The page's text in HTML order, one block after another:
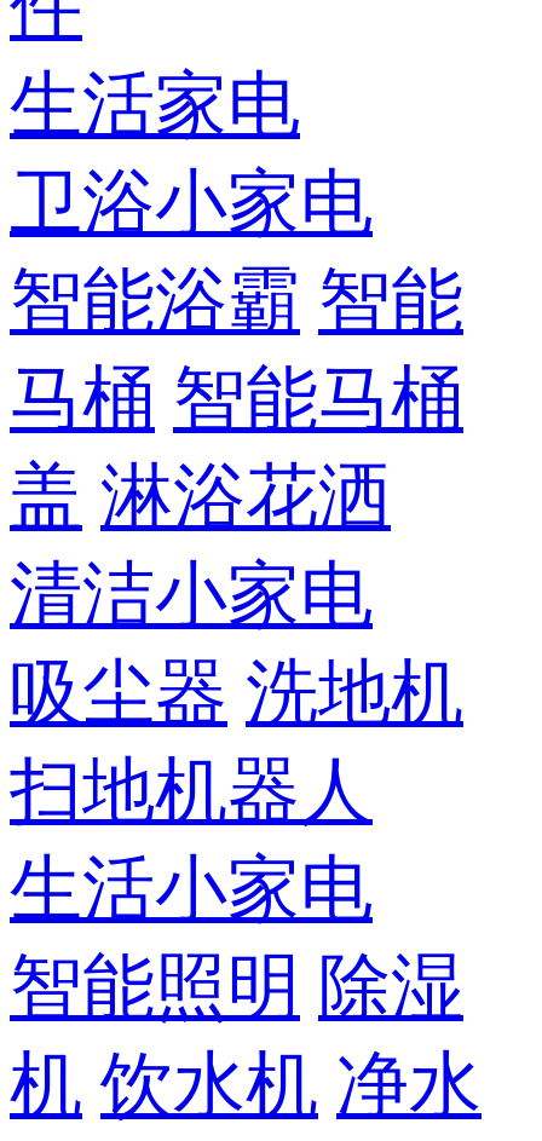
生活家电
卫浴小家电
智能浴霸 智能
马桶 智能马桶
盖 淋浴花洒
清洁小家电
吸尘器 洗地机
扫地机器人
生活小家电
智能照明 除湿
机 饮水机 净水